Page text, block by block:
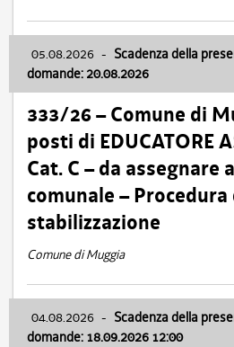
05.08.2026 - Scadenza della
domande: 20.08.2026
333/26 – Comune di
posti di EDUCATORE
Cat. C – da assegnare
comunale – Procedura
stabilizzazione
Comune di Muggia
04.08.2026 - Scadenza della
domande: 18.09.2026 12:00